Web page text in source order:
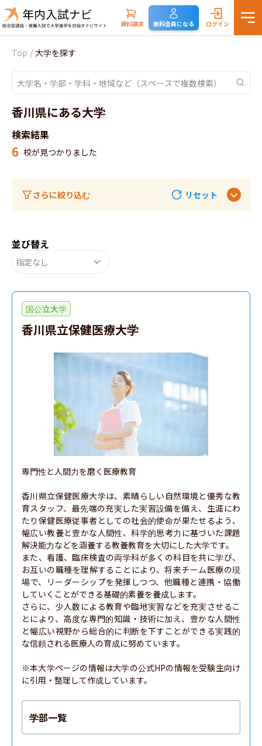
資料請求 無料会員になる ログイン
Top / 大学を探す
香川県にある大学
検索結果
6 校が見つかりました
さらに絞り込む リセット
並び替え
指定なし
国公立大学
香川県立保健医療大学
専門性と人間力を磨く医療教育
香川県立保健医療大学は、素晴らしい自然環境と優秀な教
育スタッフ、最先端の充実した実習設備を備え、生涯にわ
たり保健医療従事者としての社会的使命が果たせるよう、
幅広い教養と豊かな人間性、科学的思考力に基づいた課題
解決能力などを涵養する教養教育を大切にした大学です。
また、看護、臨床検査の両学科が多くの科目を共に学び、
お互いの職種を理解することにより、将来チーム医療の現
場で、リーダーシップを発揮しつつ、他職種と連携・協働
していくことができる基礎的素養を養成します。
さらに、少人数による教育や臨地実習などを充実させるこ
とにより、高度な専門的知識・技術に加え、豊かな人間性
と幅広い視野から総合的に判断を下すことができる実践的
な信頼される医療人の育成に努めています。
※本大学ページの情報は大学の公式HPの情報を受験生向け
に引用・整理して作成しています。
学部一覧